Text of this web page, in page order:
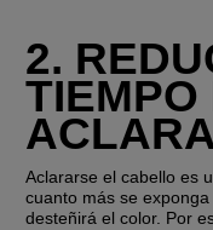
2.
TIEMPO
Aclararse el cabello es
cuanto más se
desteñirá el color. Por